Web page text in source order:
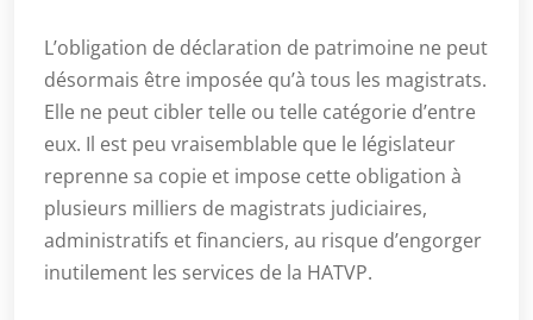
L’obligation de déclaration de patrimoine ne peut
désormais être imposée qu’à tous les magistrats.
Elle ne peut cibler telle ou telle catégorie d’entre
eux. Il est peu vraisemblable que le législateur
reprenne sa copie et impose cette obligation à
plusieurs milliers de magistrats judiciaires,
administratifs et financiers, au risque d’engorger
inutilement les services de la HATVP.